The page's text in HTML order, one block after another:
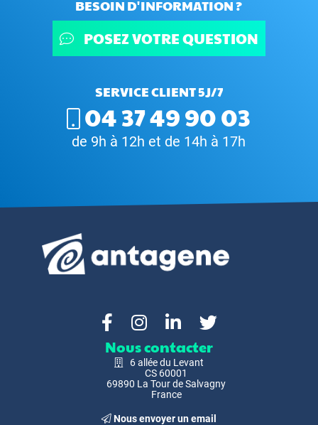
BESOIN D'INFORMATION ?
POSEZ VOTRE QUESTION
SERVICE CLIENT 5J/7
04 37 49 90 03
de 9h à 12h et de 14h à 17h
Nous contacter
6 allée du Levant
CS 60001
69890 La Tour de Salvagny
France
Nous envoyer un email